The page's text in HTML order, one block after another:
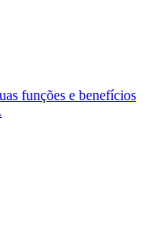
funções e benefícios